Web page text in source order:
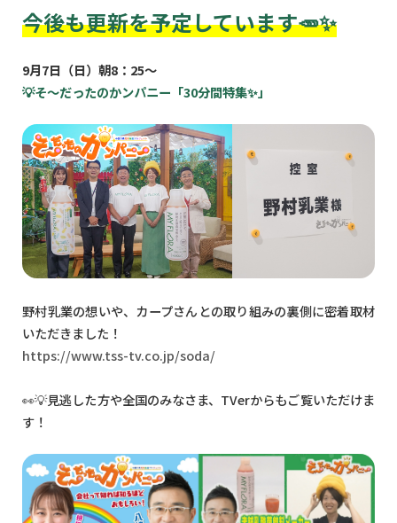
今後も更新を予定しています🥕✨
9月7日（日）朝8：25～
💡そ～だったのかンパニー「30分間特集✨」
野村乳業の想いや、カープさんとの取り組みの裏側に密着取材
いただきました！
https://www.tss-tv.co.jp/soda/
👀💡見逃した方や全国のみなさま、TVerからもご覧いただけま
す！